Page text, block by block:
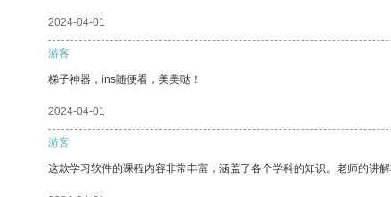
2024-04-01
游客
梯子神器，ins随便看，美美哒！
2024-04-01
游客
这款学习软件的课程内容非常丰富，涵盖了各个学科的知识。老师的讲